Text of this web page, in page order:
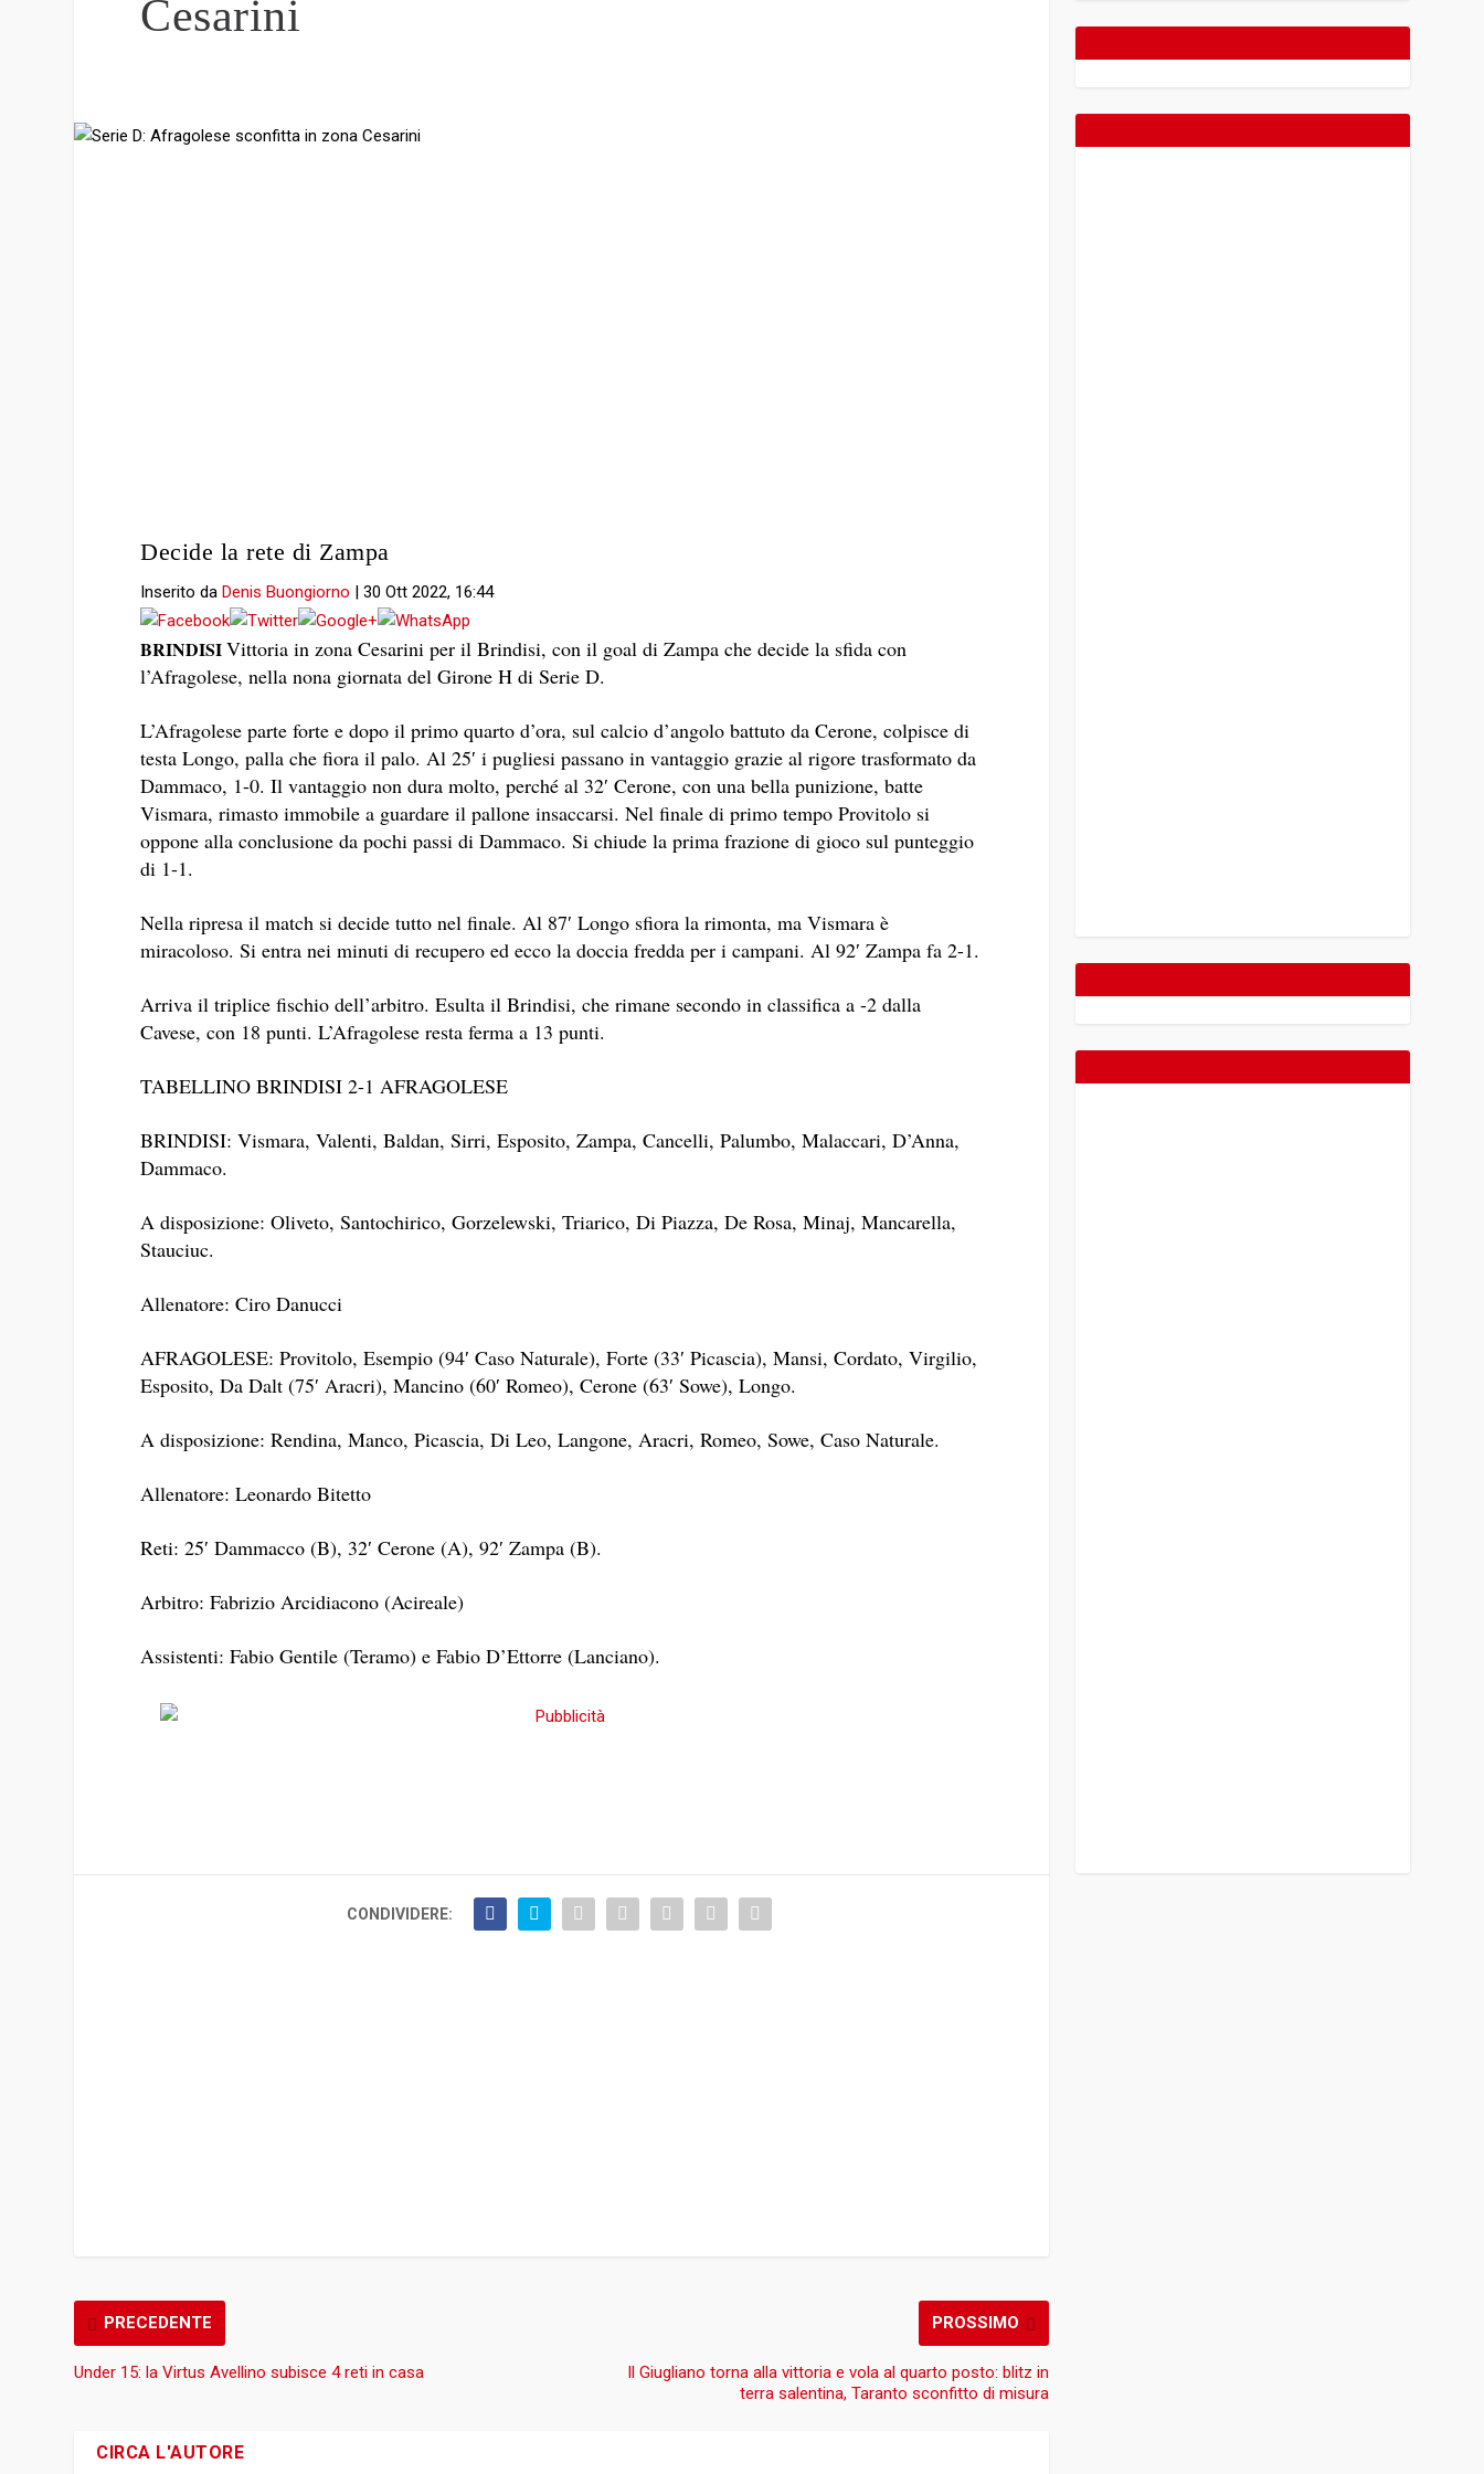
Cesarini
Decide la rete di Zampa
Inserito daDenis Buongiorno |30 Ott 2022, 16:44
BRINDISIVittoria in zona Cesarini per il Brindisi, con il goal di Zampa che decide la sfida con
l’Afragolese, nella nona giornata del Girone H di Serie D.
L’Afragolese parte forte e dopo il primo quarto d’ora, sul calcio d’angolo battuto da Cerone, colpisce di
testa Longo, palla che fiora il palo. Al 25′ i pugliesi passano in vantaggio grazie al rigore trasformato da
Dammaco, 1-0. Il vantaggio non dura molto, perché al 32′ Cerone, con una bella punizione, batte
Vismara, rimasto immobile a guardare il pallone insaccarsi. Nel finale di primo tempo Provitolo si
oppone alla conclusione da pochi passi di Dammaco. Si chiude la prima frazione di gioco sul punteggio
di 1-1.
Nella ripresa il match si decide tutto nel finale. Al 87′ Longo sfiora la rimonta, ma Vismara è
miracoloso. Si entra nei minuti di recupero ed ecco la doccia fredda per i campani. Al 92′ Zampa fa 2-1.
Arriva il triplice fischio dell’arbitro. Esulta il Brindisi, che rimane secondo in classifica a -2 dalla
Cavese, con 18 punti. L’Afragolese resta ferma a 13 punti.
TABELLINO BRINDISI 2-1 AFRAGOLESE
BRINDISI: Vismara, Valenti, Baldan, Sirri, Esposito, Zampa, Cancelli, Palumbo, Malaccari, D’Anna,
Dammaco.
A disposizione: Oliveto, Santochirico, Gorzelewski, Triarico, Di Piazza, De Rosa, Minaj, Mancarella,
Stauciuc.
Allenatore: Ciro Danucci
AFRAGOLESE: Provitolo, Esempio (94′ Caso Naturale), Forte (33′ Picascia), Mansi, Cordato, Virgilio,
Esposito, Da Dalt (75′ Aracri), Mancino (60′ Romeo), Cerone (63′ Sowe), Longo.
A disposizione: Rendina, Manco, Picascia, Di Leo, Langone, Aracri, Romeo, Sowe, Caso Naturale.
Allenatore: Leonardo Bitetto
Reti: 25′ Dammacco (B), 32′ Cerone (A), 92′ Zampa (B).
Arbitro: Fabrizio Arcidiacono (Acireale)
Assistenti: Fabio Gentile (Teramo) e Fabio D’Ettorre (Lanciano).
CONDIVIDERE:
PRECEDENTE
Under 15: la Virtus Avellino subisce 4 reti in casa
PROSSIMO
Il Giugliano torna alla vittoria e vola al quarto posto: blitz in
terra salentina, Taranto sconfitto di misura
CIRCA L'AUTORE